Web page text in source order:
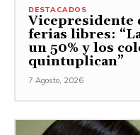
DESTACADOS
Vicepresidente
ferias libres:
un 50% y los
quintuplican”
7 Agosto, 2026